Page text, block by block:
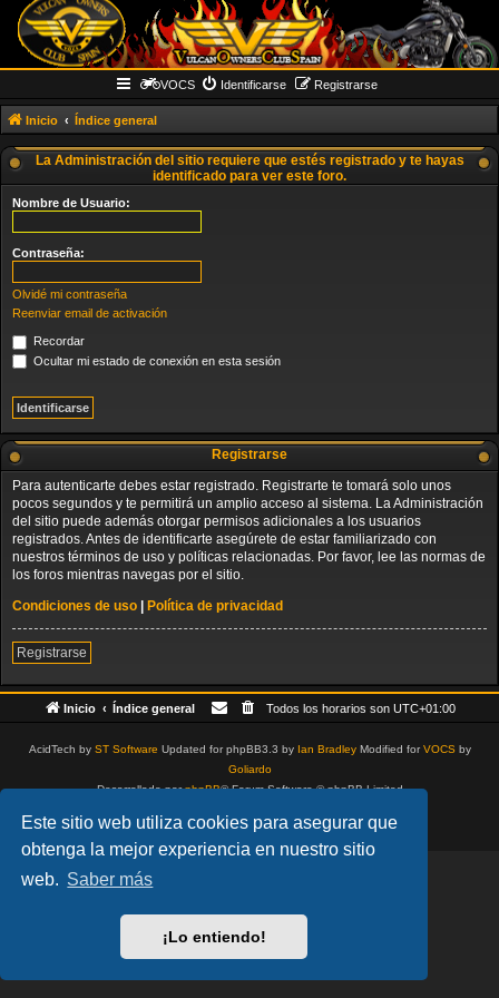
Este sitio web utiliza cookies para asegurar que
obtenga la mejor experiencia en nuestro sitio
web. Saber más
¡Lo entiendo!
VOCS Identificarse Registrarse
Inicio Índice general
La Administración del sitio requiere que estés registrado y te hayas
identificado para ver este foro.
Nombre de Usuario:
Contraseña:
Olvidé mi contraseña
Reenviar email de activación
Recordar
Ocultar mi estado de conexión en esta sesión
Registrarse
Para autenticarte debes estar registrado. Registrarte te tomará solo unos
pocos segundos y te permitirá un amplio acceso al sistema. La Administración
del sitio puede además otorgar permisos adicionales a los usuarios
registrados. Antes de identificarte asegúrete de estar familiarizado con
nuestros términos de uso y políticas relacionadas. Por favor, lee las normas de
los foros mientras navegas por el sitio.
Condiciones de uso
Política de privacidad
Registrarse
Inicio Índice general Todos los horarios son UTC+01:00
AcidTech by ST Software Updated for phpBB3.3 by Ian BradleyModified forVOCSby
Goliardo
Desarrollado porphpBB® Forum Software © phpBB Limited
Privacidad| Condiciones